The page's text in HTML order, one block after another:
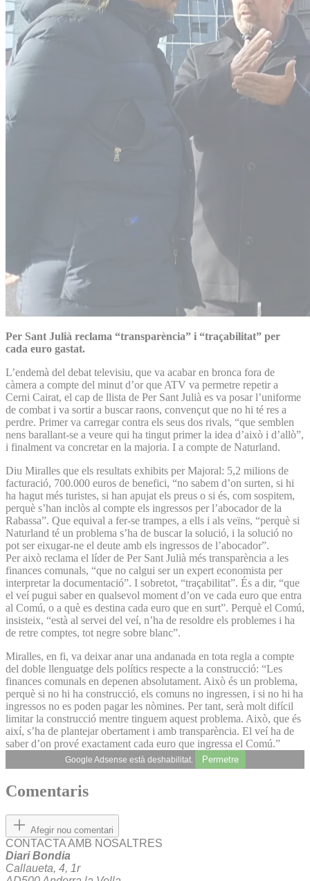
Per Sant Julià reclama “transparència” i “traçabilitat” per
cada euro gastat.
L’endemà del debat televisiu, que va acabar en bronca fora de
càmera a compte del minut d’or que ATV va permetre repetir a
Cerni Cairat, el cap de llista de Per Sant Julià es va posar l’uniforme
de combat i va sortir a buscar raons, convençut que no hi té res a
perdre. Primer va carregar contra els seus dos rivals, “que semblen
nens barallant-se a veure qui ha tingut primer la idea d’això i d’allò”,
i finalment va concretar en la majoria. I a compte de Naturland.
Diu Miralles que els resultats exhibits per Majoral: 5,2 milions de
facturació, 700.000 euros de benefici, “no sabem d’on surten, si hi
ha hagut més turistes, si han apujat els preus o si és, com sospitem,
perquè s’han inclòs al compte els ingressos per l’abocador de la
Rabassa”. Que equival a fer-se trampes, a ells i als veïns, “perquè si
Naturland té un problema s’ha de buscar la solució, i la solució no
pot ser eixugar-ne el deute amb els ingressos de l’abocador”.
Per això reclama el líder de Per Sant Julià més transparència a les
finances comunals, “que no calgui ser un expert economista per
interpretar la documentació”. I sobretot, “traçabilitat”. És a dir, “que
el veí pugui saber en qualsevol moment d’on ve cada euro que entra
al Comú, o a què es destina cada euro que en surt”. Perquè el Comú,
insisteix, “està al servei del veí, n’ha de resoldre els problemes i ha
de retre comptes, tot negre sobre blanc”.
Miralles, en fi, va deixar anar una andanada en tota regla a compte
del doble llenguatge dels polítics respecte a la construcció: “Les
finances comunals en depenen absolutament. Això és un problema,
perquè si no hi ha construcció, els comuns no ingressen, i si no hi ha
ingressos no es poden pagar les nòmines. Per tant, serà molt difícil
limitar la construcció mentre tinguem aquest problema. Això, que és
així, s’ha de plantejar obertament i amb transparència. El veí ha de
saber d’on prové exactament cada euro que ingressa el Comú.”
Google Adsense està deshabilitat. Permetre
Comentaris
Afegir nou comentari
CONTACTA AMB NOSALTRES
Diari Bondia
Callaueta, 4, 1r